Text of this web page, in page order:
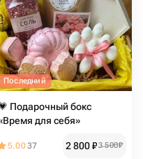
Последний
Подарочный бокс
для себя»
5.0037 2 800₽3 500₽